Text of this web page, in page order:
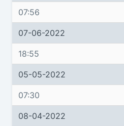
07:56
07-06-2022
18:55
05-05-2022
07:30
08-04-2022